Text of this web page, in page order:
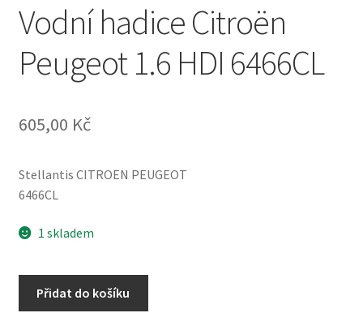
Pokladna
Reklamační formulář
Vodní hadice Citroën
Peugeot 1.6 HDI 6466CL
605,00 Kč
Stellantis CITROEN PEUGEOT
6466CL
1 skladem
Přidat do košíku